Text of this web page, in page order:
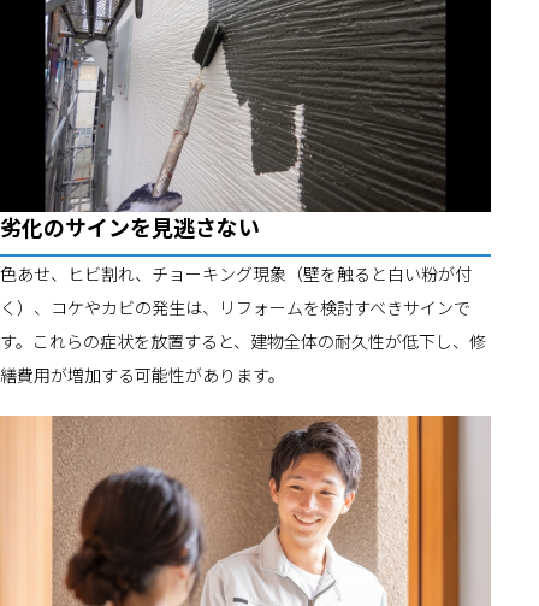
劣化のサインを見逃さない
色あせ、ヒビ割れ、チョーキング現象（壁を触ると白い粉が付
く）、コケやカビの発生は、リフォームを検討すべきサインで
す。これらの症状を放置すると、建物全体の耐久性が低下し、修
繕費用が増加する可能性があります。